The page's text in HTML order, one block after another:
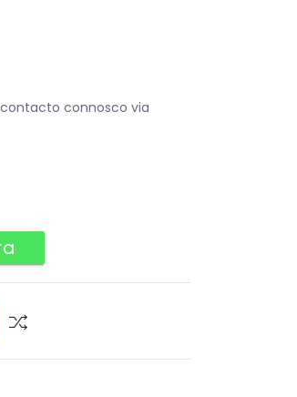
connosco via